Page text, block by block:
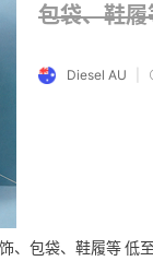
包袋、鞋
Diesel AU
、包袋、鞋履等 低至